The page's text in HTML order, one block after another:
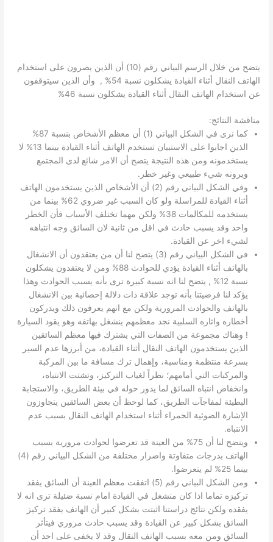
يتضح من خلال الرسم البياني رقم (10) أن الذين يصرون على استخدام
الهاتف النقال أثناء القيادة يشكلون نسبة 54% , وأن الذين سيتوقفون
عن استخدام الهاتف النقال أثناء القيادة يشكلون نسبة 46%
مناقشة النتائج:
كما نرى في الشكل البياني (1) أن معظم الأشخاص بنسبة 87%
الذين اجابوا على الاستبيان تستخدم الهاتف أثناء القيادة بينما 13% لا
يستخدمونه ومن هذه النتيجة يتضح أن الامر شائع لدى المجتمع
ويرونه شيء طبيعي وغير خطر.
وفي الشكل البياني رقم (2) أن الأشخاص الذين يستخدمون الهاتف
أثناء القيادة للمراسلة ولو كان السبب غير ضروي 62% بينما من
يستخدمه للمكالمات 38% ولكن مهما تختلف الأسباب فأن الخطر
واحد وقد يسبب حادث في اقل من ثانية لان السائق وجه انتباهه
لشيء اخر عن القيادة.
في الشكل البياني رقم (3) يتضح لنا أن من يعتقدون أن الانشغال
بالهاتف أثناء القيادة يؤدي للحوادث 88% ومن لا يعتقدون يشكلون
نسبة 12% , يتضح لنا انه نسبة كبيرة ترى بأنه يسبب الحوادث وهذا
يؤكد لنا فرضيتنا بأنه توجد علاقة ذات دلالة إحصائية بين الانشغال
بالهاتف والحوادث المرورية ولكن مع انهم يعرفون ذلك ويدركون
أخطاره واثاره السلبية نجد معظمهم ينشغل بهاتفه وهو يقود السيارة
! وهناك مجموعة من الصفات التي يشترك فيها معظم السائقين
الذين يستخدمون الهاتف النقال أثناء القيادة، من أبرزها عدم السير
بسرعة منتظمة ومناسبة، وإهمال ترك مسافة ما بين المركبة
والمركبات التي أمامهم؛ نظراً لغياب التركيز، وتشتت الانتباه،
وانخفاض انتباه السائق لما يدور حوله في بيئة الطريق، والاستجابة
البطيئة لمفاجآت الطريق، كما لوحظ أن بعض السائقين يتجاوزون
الإشارة الضوئية الحمراء أثناء استخدام الهاتف النقال بسبب عدم
الانتباه.
ويتضح لنا أن 75% من العينة قد تعرضوا لحوادث مرورية بسبب
الهاتف بدرجات متفاوتة واضرار مختلفة من الشكل البياني رقم (4)
بينما 25% لم يتعرضوا.
ومن الشكل البياني رقم (5) اتفقت معظم العينة أن السائق يفقد
تركيزه تماما اذا كان منشغل في القيادة امام نسبة ضئيلة ترى انه لا
يفقده ولكن نتائج دراستنا اثبتت بشكل كبير أن الهاتف يفقد تركيز
السائق بشكل كبير عن القيادة وقد يسبب حادث مروري فيتأثر
السائق ومن معه بسبب الهاتف النقال وقد لا يخفى على احد أن